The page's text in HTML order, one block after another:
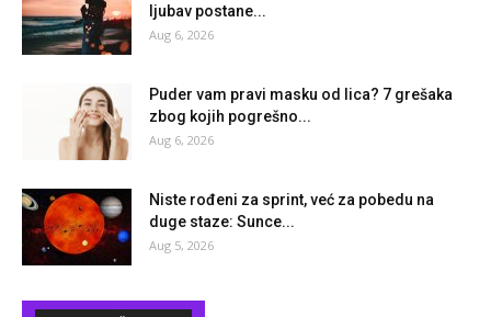
ljubav postane...
Aug 6, 2026
Puder vam pravi masku od lica? 7 grešaka
zbog kojih pogrešno...
Aug 6, 2026
Niste rođeni za sprint, već za pobedu na
duge staze: Sunce...
Aug 5, 2026